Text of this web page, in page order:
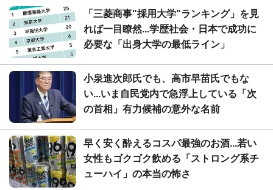
「三菱商事"採用大学"ランキング」を見
れば一目瞭然...学歴社会・日本で成功に
必要な「出身大学の最低ライン」
小泉進次郎氏でも、高市早苗氏でもな
い...いま自民党内で急浮上している「次
の首相」有力候補の意外な名前
早く安く酔えるコスパ最強のお酒...若い
女性もゴクゴク飲める「ストロング系チ
ューハイ」の本当の怖さ